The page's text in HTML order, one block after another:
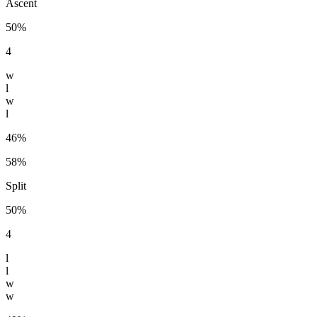
Ascent
50%
4
w
l
w
l
46%
58%
Split
50%
4
l
l
w
w